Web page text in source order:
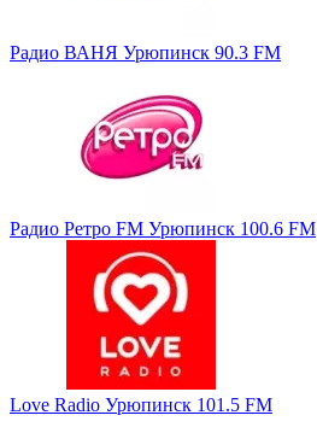
Радио ВАНЯ Урюпинск 90.3 FM
Радио Ретро FM Урюпинск 100.6 FM
Love Radio Урюпинск 101.5 FM